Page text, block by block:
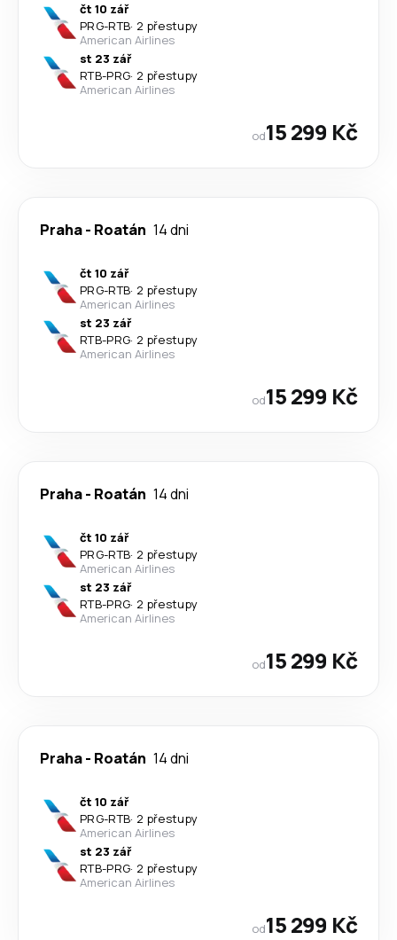
čt 10 zář
PRG-RTB· 2 přestupy
American Airlines
st 23 zář
RTB-PRG· 2 přestupy
American Airlines
od15 299 Kč
Praha- Roatán 14 dni
čt 10 zář
PRG-RTB· 2 přestupy
American Airlines
st 23 zář
RTB-PRG· 2 přestupy
American Airlines
od15 299 Kč
Praha- Roatán 14 dni
čt 10 zář
PRG-RTB· 2 přestupy
American Airlines
st 23 zář
RTB-PRG· 2 přestupy
American Airlines
od15 299 Kč
Praha- Roatán 14 dni
čt 10 zář
PRG-RTB· 2 přestupy
American Airlines
st 23 zář
RTB-PRG· 2 přestupy
American Airlines
od15 299 Kč